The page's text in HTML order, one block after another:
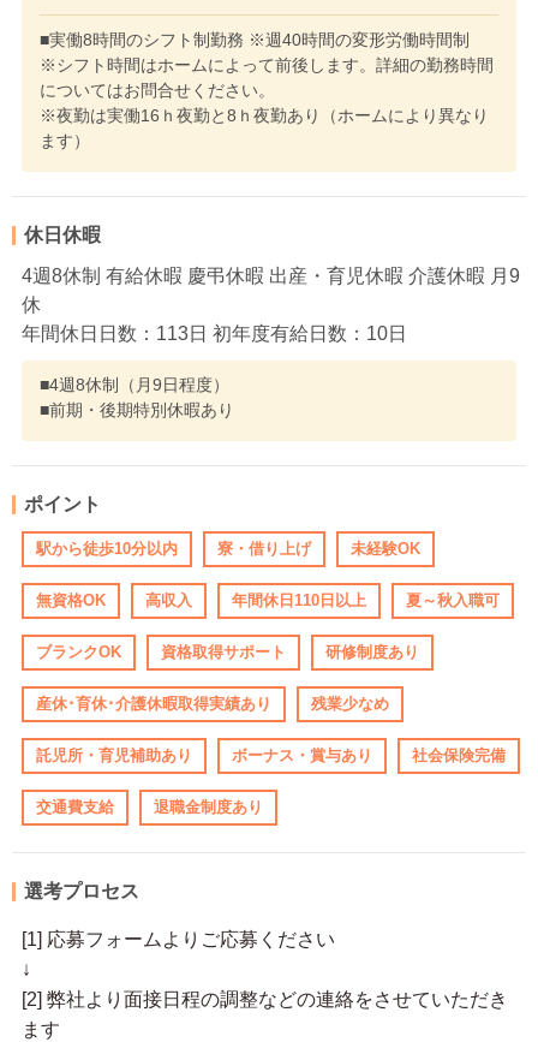
■実働8時間のシフト制勤務 ※週40時間の変形労働時間制
※シフト時間はホームによって前後します。詳細の勤務時間
についてはお問合せください。
※夜勤は実働16ｈ夜勤と8ｈ夜勤あり（ホームにより異なり
ます）
休日休暇
4週8休制 有給休暇 慶弔休暇 出産・育児休暇 介護休暇 月9
休
年間休日日数：113日 初年度有給日数：10日
■4週8休制（月9日程度）
■前期・後期特別休暇あり
ポイント
駅から徒歩10分以内 寮・借り上げ 未経験OK
無資格OK 高収入 年間休日110日以上 夏～秋入職可
ブランクOK 資格取得サポート 研修制度あり
産休･育休･介護休暇取得実績あり 残業少なめ
託児所・育児補助あり ボーナス・賞与あり 社会保険完備
交通費支給 退職金制度あり
選考プロセス
[1] 応募フォームよりご応募ください
↓
[2] 弊社より面接日程の調整などの連絡をさせていただき
ます